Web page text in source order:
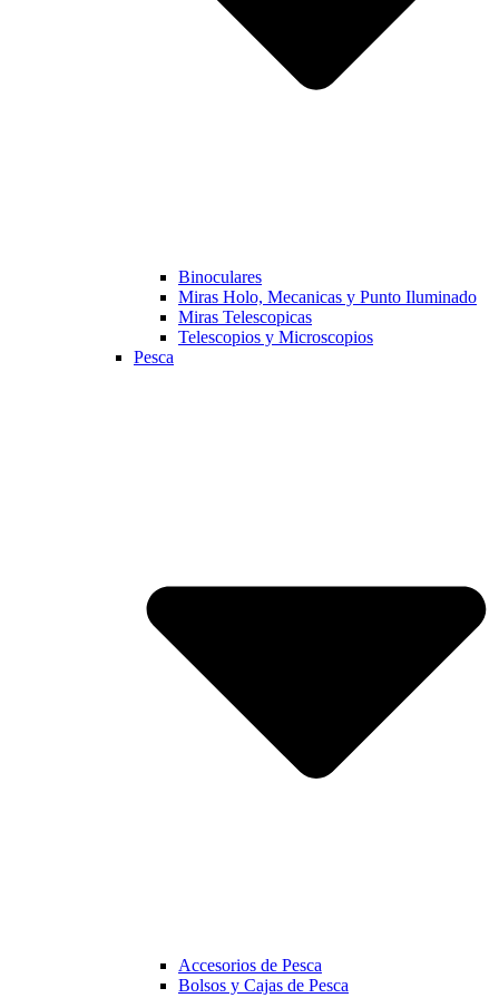
Binoculares
Miras Holo, Mecanicas y Punto Iluminado
Miras Telescopicas
Telescopios y Microscopios
Pesca
Accesorios de Pesca
Bolsos y Cajas de Pesca